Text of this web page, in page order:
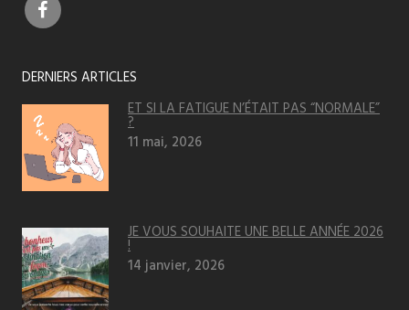
DERNIERS ARTICLES
ET SI LA FATIGUE N’ÉTAIT PAS “NORMALE”
?
11 mai, 2026
JE VOUS SOUHAITE UNE BELLE ANNÉE 2026
!
14 janvier, 2026